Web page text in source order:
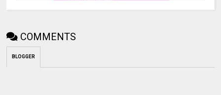
COMMENTS
BLOGGER